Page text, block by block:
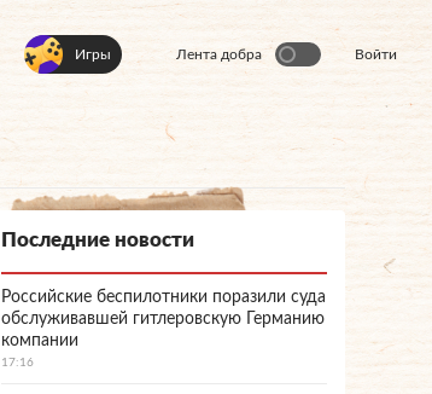
Игры Лента добра Войти
Последние новости
Российские беспилотники поразили суда
обслуживавшей гитлеровскую Германию
компании
17:16